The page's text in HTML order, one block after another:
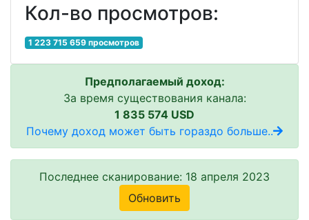
Кол-во просмотров:
1 223 715 659 просмотров
Предполагаемый доход:
За время существования канала:
1 835 574 USD
Почему доход может быть гораздо больше..
Последнее сканирование: 18 апреля 2023
Обновить